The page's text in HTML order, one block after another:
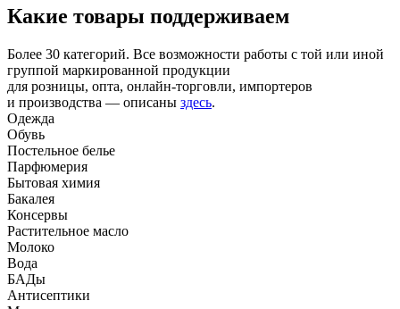
Какие товары поддерживаем
Более 30 категорий. Все возможности работы с той или иной
группой маркированной продукции
для розницы, опта, онлайн-торговли, импортеров
и производства — описаны здесь.
Одежда
Обувь
Постельное белье
Парфюмерия
Бытовая химия
Бакалея
Консервы
Растительное масло
Молоко
Вода
БАДы
Антисептики